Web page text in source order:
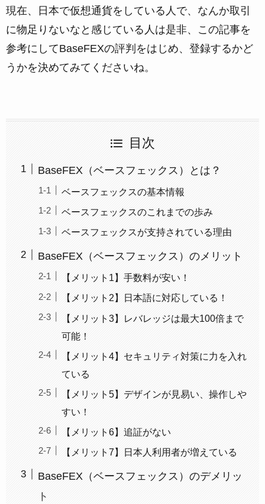
現在、日本で仮想通貨をしている人で、なんか取引
に物足りないなと感じている人は是非、この記事を
参考にしてBaseFEXの評判をはじめ、登録するかど
うかを決めてみてくださいね。
目次
BaseFEX（ベースフェックス）とは？
ベースフェックスの基本情報
ベースフェックスのこれまでの歩み
ベースフェックスが支持されている理由
BaseFEX（ベースフェックス）のメリット
【メリット1】手数料が安い！
【メリット2】日本語に対応している！
【メリット3】レバレッジは最大100倍まで
可能！
【メリット4】セキュリティ対策に力を入れ
ている
【メリット5】デザインが見易い、操作しや
すい！
【メリット6】追証がない
【メリット7】日本人利用者が増えている
BaseFEX（ベースフェックス）のデメリッ
ト